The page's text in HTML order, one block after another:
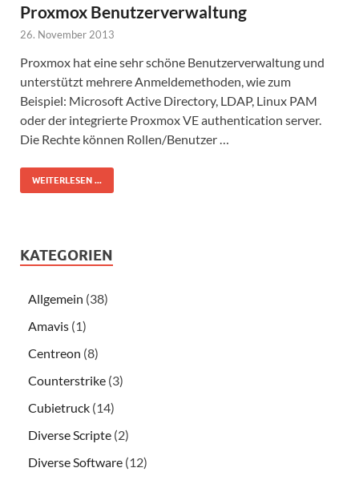
Proxmox Benutzerverwaltung
26. November 2013
Proxmox hat eine sehr schöne Benutzerverwaltung und
unterstützt mehrere Anmeldemethoden, wie zum
Beispiel: Microsoft Active Directory, LDAP, Linux PAM
oder der integrierte Proxmox VE authentication server.
Die Rechte können Rollen/Benutzer …
WEITERLESEN ...
KATEGORIEN
Allgemein (38)
Amavis (1)
Centreon (8)
Counterstrike (3)
Cubietruck (14)
Diverse Scripte (2)
Diverse Software (12)